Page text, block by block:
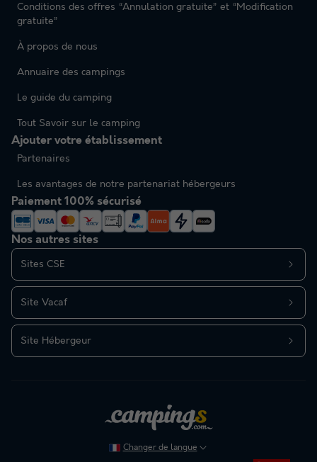
Nos autres sites
Sites CSE
Site Vacaf
Site Hébergeur
Conditions des offres “Annulation gratuite” et “Modification
gratuite”
À propos de nous
Annuaire des campings
Le guide du camping
Tout Savoir sur le camping
Ajouter votre établissement
Partenaires
Les avantages de notre partenariat hébergeurs
Paiement 100% sécurisé
Changer de langue